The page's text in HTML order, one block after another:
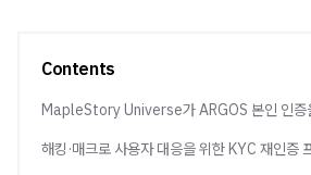
Contents
MapleStory Universe가 ARGOS 본인 인증
해킹·매크로 사용자 대응을 위한 KYC 재인증